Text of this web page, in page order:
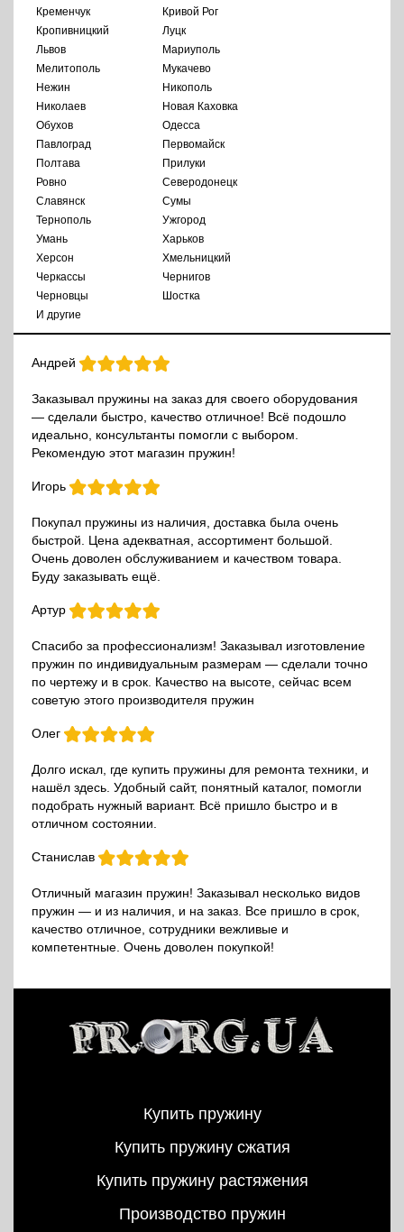
Кременчук
Кривой Рог
Кропивницкий
Луцк
Львов
Мариуполь
Мелитополь
Мукачево
Нежин
Никополь
Николаев
Новая Каховка
Обухов
Одесса
Павлоград
Первомайск
Полтава
Прилуки
Ровно
Северодонецк
Славянск
Сумы
Тернополь
Ужгород
Умань
Харьков
Херсон
Хмельницкий
Черкассы
Чернигов
Черновцы
Шостка
И другие
Андрей
Заказывал пружины на заказ для своего оборудования
— сделали быстро, качество отличное! Всё подошло
идеально, консультанты помогли с выбором.
Рекомендую этот магазин пружин!
Игорь
Покупал пружины из наличия, доставка была очень
быстрой. Цена адекватная, ассортимент большой.
Очень доволен обслуживанием и качеством товара.
Буду заказывать ещё.
Артур
Спасибо за профессионализм! Заказывал изготовление
пружин по индивидуальным размерам — сделали точно
по чертежу и в срок. Качество на высоте, сейчас всем
советую этого производителя пружин
Олег
Долго искал, где купить пружины для ремонта техники, и
нашёл здесь. Удобный сайт, понятный каталог, помогли
подобрать нужный вариант. Всё пришло быстро и в
отличном состоянии.
Станислав
Отличный магазин пружин! Заказывал несколько видов
пружин — и из наличия, и на заказ. Все пришло в срок,
качество отличное, сотрудники вежливые и
компетентные. Очень доволен покупкой!
Купить пружину
Купить пружину сжатия
Купить пружину растяжения
Производство пружин